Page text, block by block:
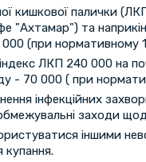
кишкової палички
"Ахтамар") та
(при нормативному
ЛКП 240 000 на
- 70 000 ( при
інфекційних
заходи
іншими
купання.